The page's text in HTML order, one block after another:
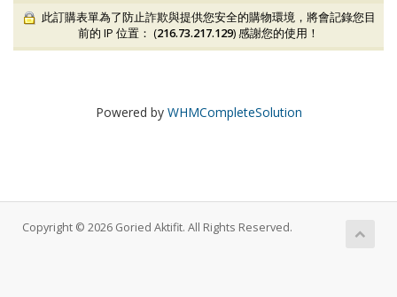
此訂購表單為了防止詐欺與提供您安全的購物環境，將會記錄您目
前的 IP 位置： (216.73.217.129) 感謝您的使用！
Powered by WHMCompleteSolution
Copyright © 2026 Goried Aktifit. All Rights Reserved.